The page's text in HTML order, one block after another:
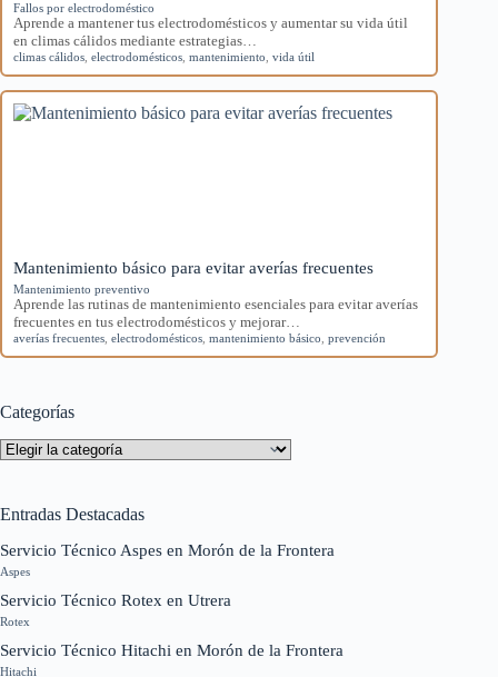
Fallos por electrodoméstico
Aprende a mantener tus electrodomésticos y aumentar su vida útil
en climas cálidos mediante estrategias…
climas cálidos electrodomésticos mantenimiento vida útil
Mantenimiento básico para evitar averías frecuentes
Mantenimiento preventivo
Aprende las rutinas de mantenimiento esenciales para evitar averías
frecuentes en tus electrodomésticos y mejorar…
averías frecuentes electrodomésticos mantenimiento básico prevención
Categorías
Categorías
Entradas Destacadas
Servicio Técnico Aspes en Morón de la Frontera
Aspes
Servicio Técnico Rotex en Utrera
Rotex
Servicio Técnico Hitachi en Morón de la Frontera
Hitachi